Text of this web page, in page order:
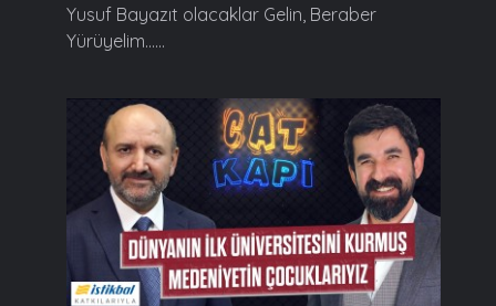
Yusuf Bayazıt olacaklar Gelin, Beraber
Yürüyelim......